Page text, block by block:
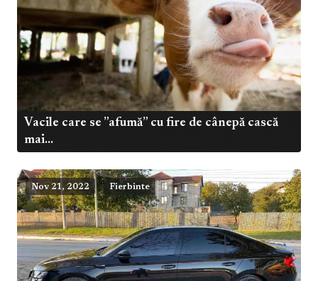
Vacile care se ”afumă” cu fire de cânepă cască
mai...
Nov 21, 2022 Fierbinte